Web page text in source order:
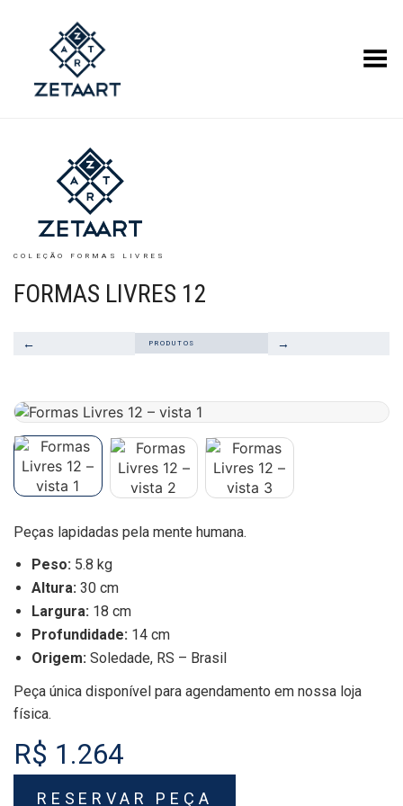
Alternar Menu
COLEÇÃO FORMAS LIVRES
FORMAS LIVRES 12
← PRODUTOS →
Peças lapidadas pela mente humana.
Peso: 5.8 kg
Altura: 30 cm
Largura: 18 cm
Profundidade: 14 cm
Origem: Soledade, RS – Brasil
Peça única disponível para agendamento em nossa loja
física.
R$ 1.264
RESERVAR PEÇA